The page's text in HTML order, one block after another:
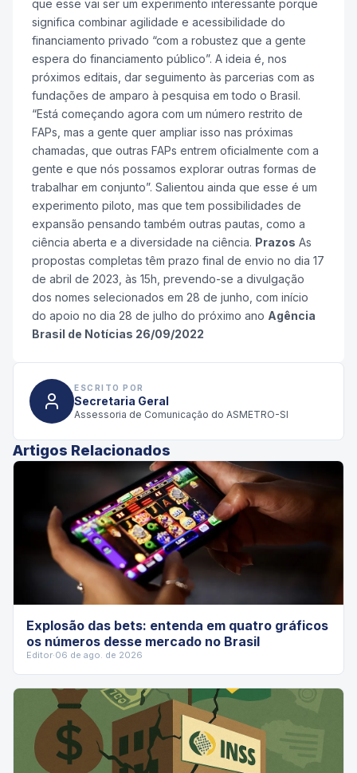
que esse vai ser um experimento interessante porque
significa combinar agilidade e acessibilidade do
financiamento privado “com a robustez que a gente
espera do financiamento público”. A ideia é, nos
próximos editais, dar seguimento às parcerias com as
fundações de amparo à pesquisa em todo o Brasil.
“Está começando agora com um número restrito de
FAPs, mas a gente quer ampliar isso nas próximas
chamadas, que outras FAPs entrem oficialmente com a
gente e que nós possamos explorar outras formas de
trabalhar em conjunto”. Salientou ainda que esse é um
experimento piloto, mas que tem possibilidades de
expansão pensando também outras pautas, como a
ciência aberta e a diversidade na ciência. Prazos As
propostas completas têm prazo final de envio no dia 17
de abril de 2023, às 15h, prevendo-se a divulgação
dos nomes selecionados em 28 de junho, com início
do apoio no dia 28 de julho do próximo ano Agência
Brasil de Notícias 26/09/2022
ESCRITO POR
Secretaria Geral
Assessoria de Comunicação do ASMETRO-SI
Artigos Relacionados
Explosão das bets: entenda em quatro gráficos
os números desse mercado no Brasil
Editor·06 de ago. de 2026